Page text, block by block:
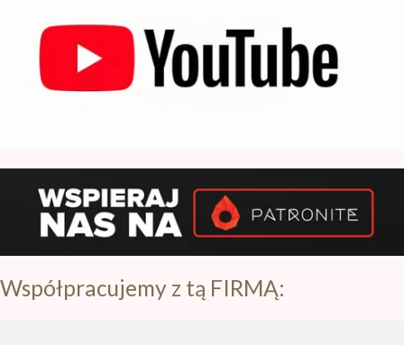
Subskrybuj nasz kanał na YT
Współpracujemy z tą FIRMĄ: